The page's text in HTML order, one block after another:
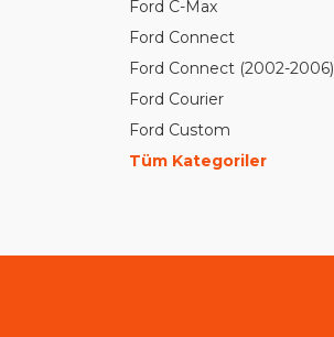
Ford C-Max
Ford Connect
Ford Connect (2002-2006)
Ford Courier
Ford Custom
Tüm Kategoriler